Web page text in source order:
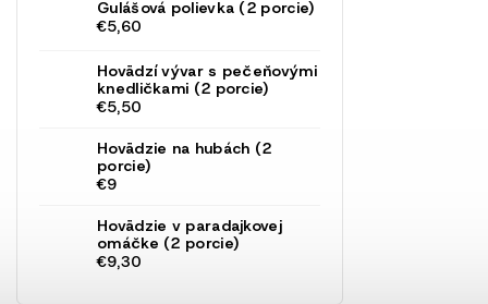
Gulášová polievka (2 porcie)
€5,60
Hovädzí vývar s pečeňovými
knedličkami (2 porcie)
€5,50
Hovädzie na hubách (2
porcie)
€9
Hovädzie v paradajkovej
omáčke (2 porcie)
€9,30